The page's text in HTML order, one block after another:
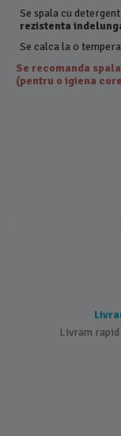
Se spala cu
rezistenta
Se calca la o
Se recomanda
(pentru o igiena
Livram